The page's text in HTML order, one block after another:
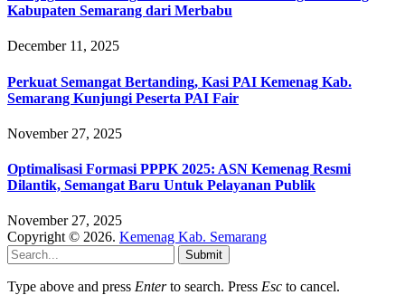
Kabupaten Semarang dari Merbabu
December 11, 2025
Perkuat Semangat Bertanding, Kasi PAI Kemenag Kab.
Semarang Kunjungi Peserta PAI Fair
November 27, 2025
Optimalisasi Formasi PPPK 2025: ASN Kemenag Resmi
Dilantik, Semangat Baru Untuk Pelayanan Publik
November 27, 2025
Copyright © 2026. Kemenag Kab. Semarang
Submit
Type above and press Enterto search. Press Esc to cancel.